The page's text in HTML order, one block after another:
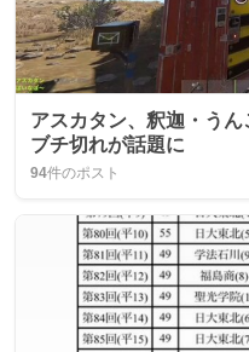
アスカタン、釈迦・う
ブチ切れが話題に
94件のポスト